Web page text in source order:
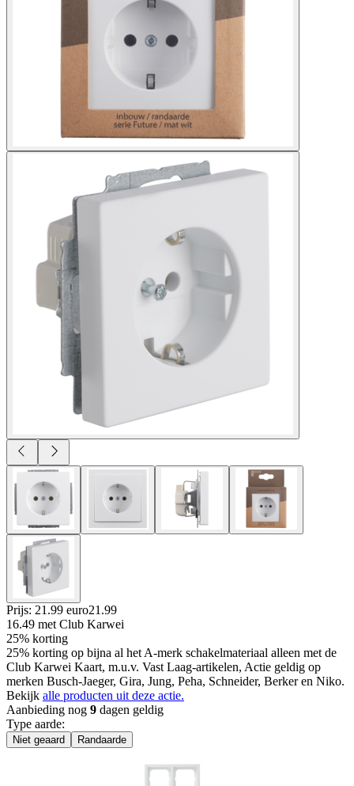
Prijs: 21.99 euro21 .99
16.49 met Club Karwei
25% korting
25% korting op bijna al het A-merk schakelmateriaal alleen met de
Club Karwei Kaart, m.u.v. Vast Laag-artikelen, Actie geldig op
merken Busch-Jaeger, Gira, Jung, Peha, Schneider, Berker en Niko.
Bekijk alle producten uit deze actie.
Aanbieding nog 9 dagen geldig
Type aarde:
Niet geaard Randaarde